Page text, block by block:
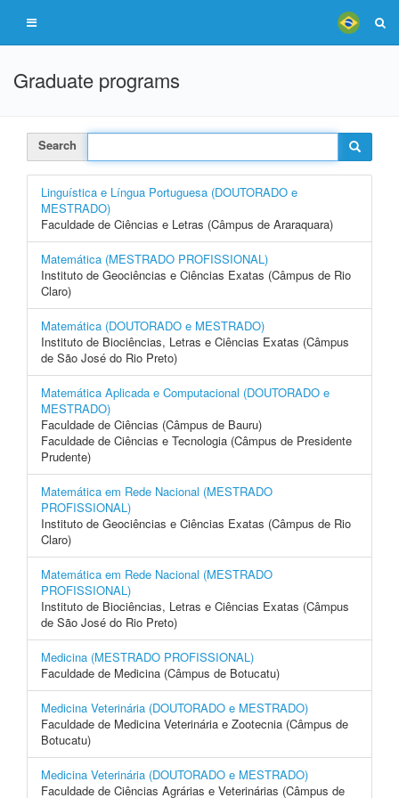
Graduate programs
Search
Linguística e Língua Portuguesa (DOUTORADO e
MESTRADO)
Faculdade de Ciências e Letras (Câmpus de Araraquara)
Matemática (MESTRADO PROFISSIONAL)
Instituto de Geociências e Ciências Exatas (Câmpus de Rio
Claro)
Matemática (DOUTORADO e MESTRADO)
Instituto de Biociências, Letras e Ciências Exatas (Câmpus
de São José do Rio Preto)
Matemática Aplicada e Computacional (DOUTORADO e
MESTRADO)
Faculdade de Ciências (Câmpus de Bauru)
Faculdade de Ciências e Tecnologia (Câmpus de Presidente
Prudente)
Matemática em Rede Nacional (MESTRADO
PROFISSIONAL)
Instituto de Geociências e Ciências Exatas (Câmpus de Rio
Claro)
Matemática em Rede Nacional (MESTRADO
PROFISSIONAL)
Instituto de Biociências, Letras e Ciências Exatas (Câmpus
de São José do Rio Preto)
Medicina (MESTRADO PROFISSIONAL)
Faculdade de Medicina (Câmpus de Botucatu)
Medicina Veterinária (DOUTORADO e MESTRADO)
Faculdade de Medicina Veterinária e Zootecnia (Câmpus de
Botucatu)
Medicina Veterinária (DOUTORADO e MESTRADO)
Faculdade de Ciências Agrárias e Veterinárias (Câmpus de